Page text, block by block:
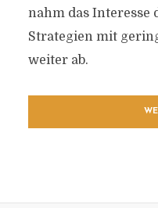
nahm das Interesse
Strategien mit
weiter ab.